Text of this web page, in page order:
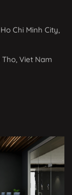
Chi Minh City,
Viet Nam